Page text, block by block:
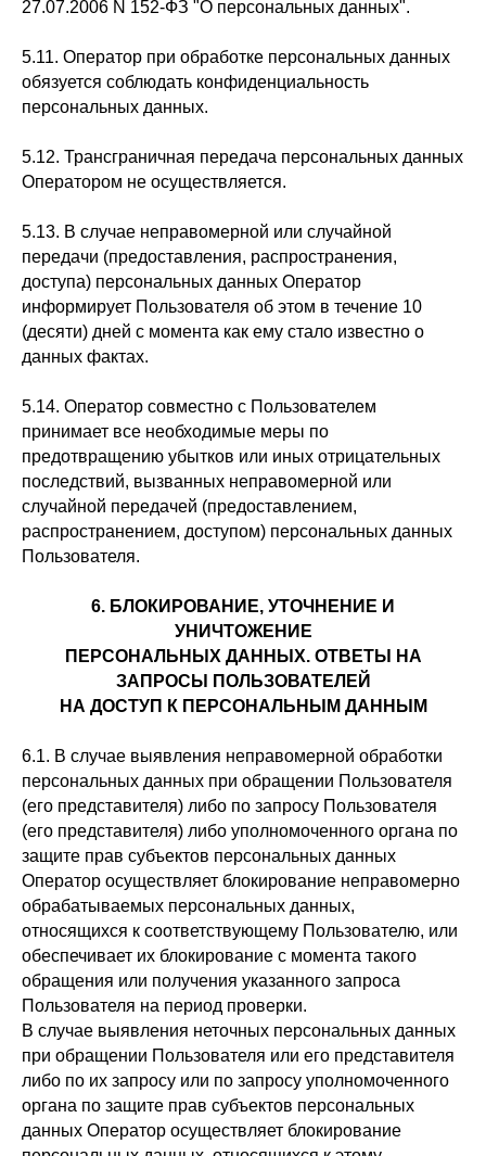
27.07.2006 N 152-ФЗ "О персональных данных".
5.11. Оператор при обработке персональных данных
обязуется соблюдать конфиденциальность
персональных данных.
5.12. Трансграничная передача персональных данных
Оператором не осуществляется.
5.13. В случае неправомерной или случайной
передачи (предоставления, распространения,
доступа) персональных данных Оператор
информирует Пользователя об этом в течение 10
(десяти) дней с момента как ему стало известно о
данных фактах.
5.14. Оператор совместно с Пользователем
принимает все необходимые меры по
предотвращению убытков или иных отрицательных
последствий, вызванных неправомерной или
случайной передачей (предоставлением,
распространением, доступом) персональных данных
Пользователя.
6. БЛОКИРОВАНИЕ, УТОЧНЕНИЕ И
УНИЧТОЖЕНИЕ
ПЕРСОНАЛЬНЫХ ДАННЫХ. ОТВЕТЫ НА
ЗАПРОСЫ ПОЛЬЗОВАТЕЛЕЙ
НА ДОСТУП К ПЕРСОНАЛЬНЫМ ДАННЫМ
6.1. В случае выявления неправомерной обработки
персональных данных при обращении Пользователя
(его представителя) либо по запросу Пользователя
(его представителя) либо уполномоченного органа по
защите прав субъектов персональных данных
Оператор осуществляет блокирование неправомерно
обрабатываемых персональных данных,
относящихся к соответствующему Пользователю, или
обеспечивает их блокирование с момента такого
обращения или получения указанного запроса
Пользователя на период проверки.
В случае выявления неточных персональных данных
при обращении Пользователя или его представителя
либо по их запросу или по запросу уполномоченного
органа по защите прав субъектов персональных
данных Оператор осуществляет блокирование